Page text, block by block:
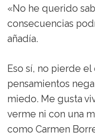
«No he querido
consecuencias
añadía.
Eso sí, no pierde
pensamientos
miedo. Me gusta
verme ni con una
como Carmen